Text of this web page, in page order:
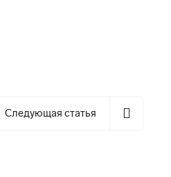
Следующая статья